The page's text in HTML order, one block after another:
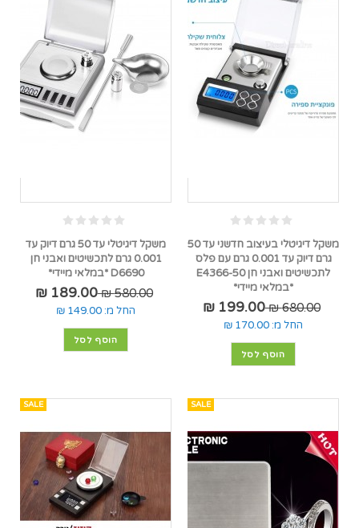
משקל דיגיטלי בעיצוב חדשני עד 50
גרם דיוק עד 0.001 גרם עם פלס
לתכשיטים ואבני חן E4366-50
*במלאי מיידי*
680.00 ₪
199.00 ₪
החל מ: 170.00 ₪
הוסף לסל
משקל דיגיטלי עד 50 גרם דיוק עד
0.001 גרם לתכשיטים ואבני חן
D6690 *במלאי מיידי*
580.00 ₪
189.00 ₪
החל מ: 149.00 ₪
הוסף לסל
SALE
SALE